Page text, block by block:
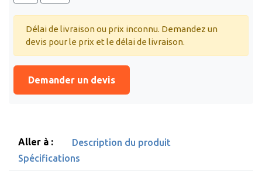
Délai de livraison ou prix inconnu. Demandez un
devis pour le prix et le délai de livraison.
Demander un devis
Aller à :
Description du produit
Spécifications